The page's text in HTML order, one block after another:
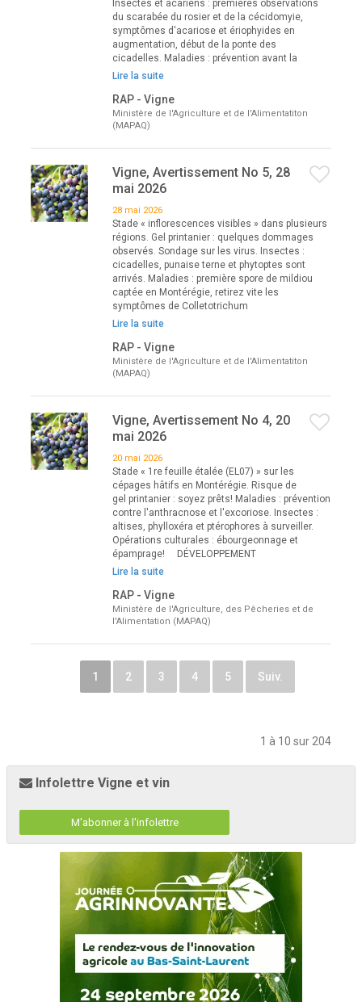
Insectes et acariens : premières observations
du scarabée du rosier et de la cécidomyie,
symptômes d'acariose et ériophyides en
augmentation, début de la ponte des
cicadelles. Maladies : prévention avant la
Lire la suite
RAP - Vigne
Ministère de l'Agriculture et de l'Alimentatiton
(MAPAQ)
Vigne, Avertissement No 5, 28
mai 2026
28 mai 2026
Stade « inflorescences visibles » dans plusieurs
régions. Gel printanier : quelques dommages
observés. Sondage sur les virus. Insectes :
cicadelles, punaise terne et phytoptes sont
arrivés. Maladies : première spore de mildiou
captée en Montérégie, retirez vite les
symptômes de Colletotrichum
Lire la suite
RAP - Vigne
Ministère de l'Agriculture et de l'Alimentatiton
(MAPAQ)
Vigne, Avertissement No 4, 20
mai 2026
20 mai 2026
Stade « 1re feuille étalée (EL07) » sur les
cépages hâtifs en Montérégie. Risque de
gel printanier : soyez prêts! Maladies : prévention
contre l'anthracnose et l'excoriose. Insectes :
altises, phylloxéra et ptérophores à surveiller.
Opérations culturales : ébourgeonnage et
épamprage! DÉVELOPPEMENT
Lire la suite
RAP - Vigne
Ministère de l'Agriculture, des Pêcheries et de
l'Alimentation (MAPAQ)
1 2 3 4 5 Suiv.
1 à 10 sur 204
Infolettre Vigne et vin
M'abonner à l'infolettre